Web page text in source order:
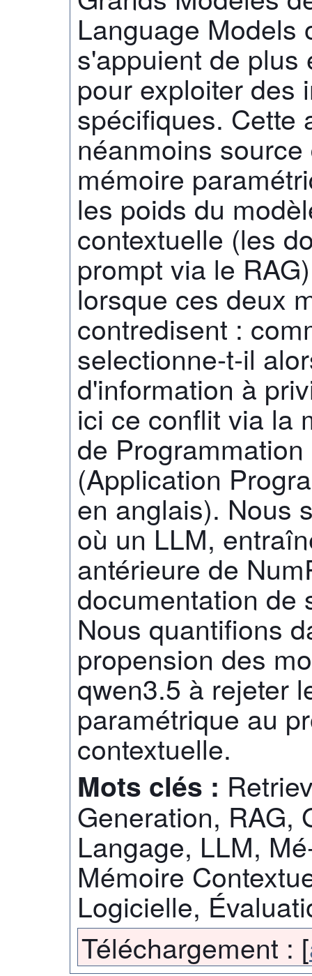
Language Models
s'appuient de plus
pour exploiter des
spécifiques. Cette
néanmoins
mémoire
les poids du
contextuelle (les
prompt via le
lorsque ces deux
contredisent :
selectionne-t-il
d'information à
ici ce conflit via la
de
(Application
en anglais). Nous
où un LLM,
antérieure de
documentation de
Nous quantifions
propension des
qwen3.5 à rejeter
paramétrique au
contextuelle.
Mots clés :
Generation, RAG,
Langage, LLM,
Mémoire
Logicielle,
Téléchargement : [